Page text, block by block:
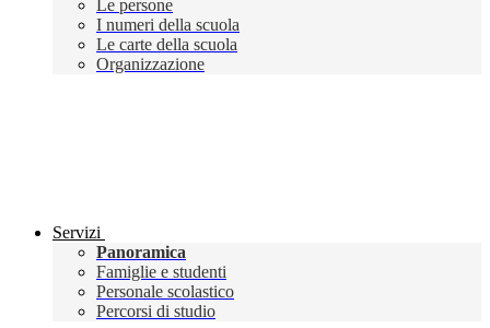
Le persone
I numeri della scuola
Le carte della scuola
Organizzazione
Servizi
Panoramica
Famiglie e studenti
Personale scolastico
Percorsi di studio